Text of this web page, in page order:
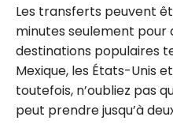
Les transferts peuvent
minutes seulement pour
destinations populaires
Mexique, les États-Unis
toutefois, n’oubliez pas
peut prendre jusqu’à